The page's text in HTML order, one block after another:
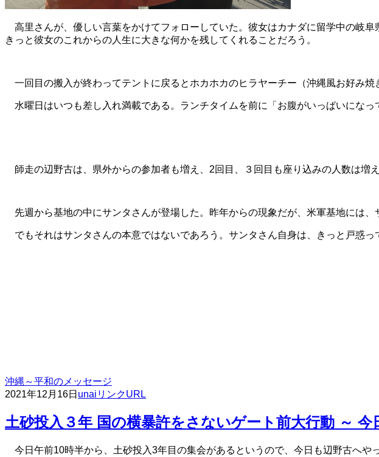
高里さんが、優しい言葉をかけてフォローしていた。彼女はカナダに留学中の岐
きっと彼女のこれからの人生に大きな何かを残してくれることだろう。
一回目の搬入が終わってテントに戻るとホカホカのヒラヤーチー（沖縄風お好み焼
水曜日はいつも差し入れ満載である。ランチタイムを前に「お腹がいっぱいにな
師走の辺野古は、県外からの参加者も増え、2回目、３回目も座り込みの人数は増え
先週から基地の中にサンタさんが登場した。昨年からの現象だが、米軍基地には、
でもそれはサンタさんの本意ではないであろう。サンタさん自身は、きっと戸惑っ
沖縄～平和のメッセージ
2021年12月16日 unai リンクURL
土砂投入３年 国の横暴許をさないゲート前大行動 ～ 今
今日午前10時半から、土砂投入3年目の集会があるというので、今日も辺野古へや